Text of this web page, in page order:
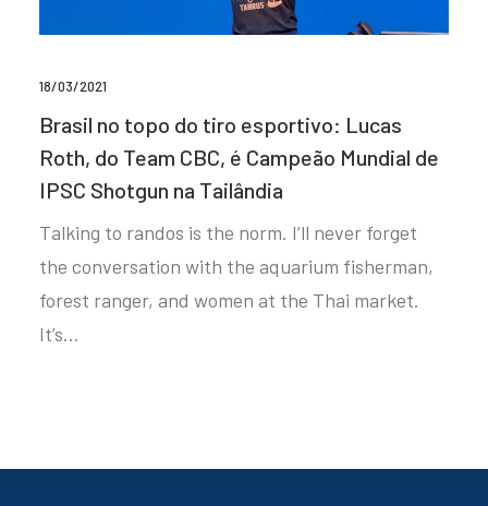
18/03/2021
Brasil no topo do tiro esportivo: Lucas
Roth, do Team CBC, é Campeão Mundial de
IPSC Shotgun na Tailândia
Talking to randos is the norm. I’ll never forget
the conversation with the aquarium fisherman,
forest ranger, and women at the Thai market.
It’s…